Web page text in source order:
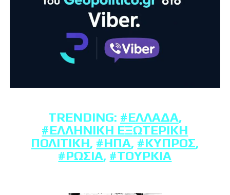
TRENDING: #ΕΛΛΆΔΑ,
#ΕΛΛΗΝΙΚΉ ΕΞΩΤΕΡΙΚΉ
ΠΟΛΙΤΙΚΉ, #ΗΠΑ, #ΚΎΠΡΟΣ,
#ΡΩΣΊΑ, #ΤΟΥΡΚΊΑ